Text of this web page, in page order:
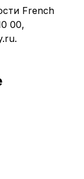
French
00,